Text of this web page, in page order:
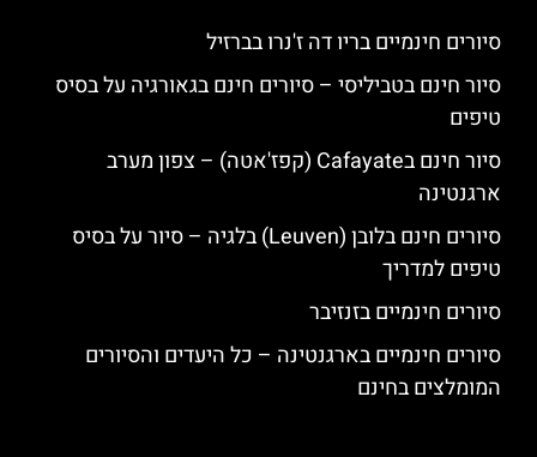
סיורים חינמיים בריו דה ז'נרו בברזיל
סיור חינם בטביליסי – סיורים חינם בגאורגיה על בסיס
טיפים
סיור חינם בCafayate (קפז'אטה) – צפון מערב
ארגנטינה
סיורים חינם בלובן (Leuven) בלגיה – סיור על בסיס
טיפים למדריך
סיורים חינמיים בזנזיבר
סיורים חינמיים בארגנטינה – כל היעדים והסיורים
המומלצים בחינם